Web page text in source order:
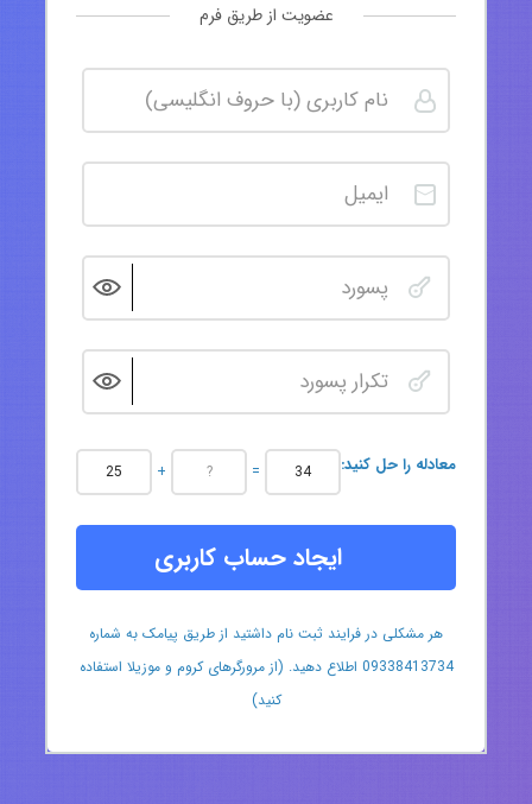
عضویت از طریق فرم
:معادله را حل کنید + =
ایجاد حساب کاربری
هر مشکلی در فرایند ثبت نام داشتید از طریق پیامک به شماره
09338413734 اطلاع دهید. (از مرورگرهای کروم و موزیلا استفاده
کنید)